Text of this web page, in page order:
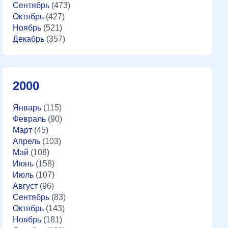
Сентябрь (473)
Октябрь (427)
Ноябрь (521)
Декабрь (357)
2000
Январь (115)
Февраль (90)
Март (45)
Апрель (103)
Май (108)
Июнь (158)
Июль (107)
Август (96)
Сентябрь (83)
Октябрь (143)
Ноябрь (181)